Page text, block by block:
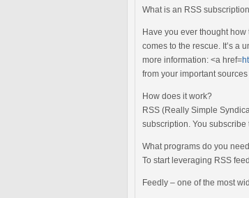
What is an RSS
Have you ever thought
comes to the rescue. It’s a
more information: <a href=
from your important
How does it work?
RSS (Really Simple
subscription. You
What programs do you
To start leveraging RSS
Feedly – one of the most